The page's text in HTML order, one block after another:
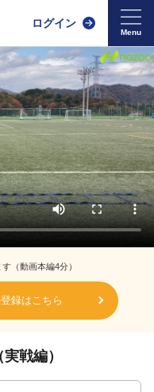
ログイン
（動画本編4分）
録はこちら
戦編）